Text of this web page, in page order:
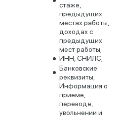
стаже,
предыдущих
местах работы,
доходах с
предыдущих
мест работы;
ИНН, СНИЛС;
Банковские
реквизиты;
Информация о
приеме,
переводе,
увольнении и